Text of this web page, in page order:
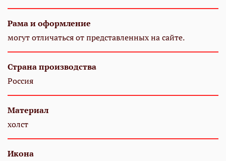
Рама и оформление
могут отличаться от представленных на сайте.
Страна производства
Россия
Материал
холст
Икона